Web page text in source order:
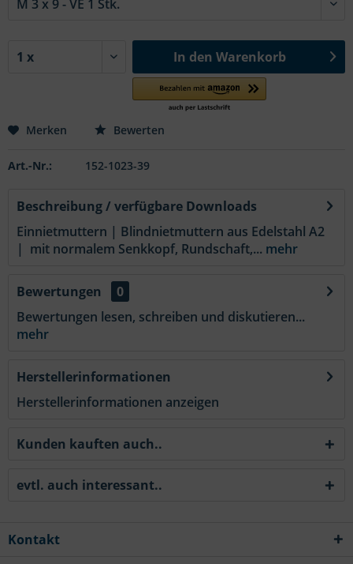
In den Warenkorb
Merken Bewerten
Art.-Nr.: 152-1023-39
Beschreibung / verfügbare Downloads
Einnietmuttern | Blindnietmuttern aus Edelstahl A2
| mit normalem Senkkopf, Rundschaft,... mehr
Bewertungen
0
Bewertungen lesen, schreiben und diskutieren...
mehr
Herstellerinformationen
Herstellerinformationen anzeigen
Kunden kauften auch..
evtl. auch interessant..
Kontakt